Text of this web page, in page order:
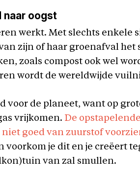
naar oogst
werkt. Met slechts enkele
zijn of haar groenafval het
zoals compost ook wel
wordt de wereldwijde
voor de planeet, want op
vrijkomen. De
niet goed van zuurstof
voorkom je dit en je creëert
van zal smullen.